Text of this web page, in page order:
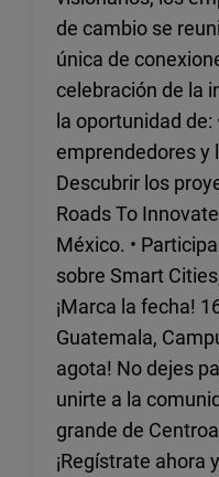
de sucesión,
la presión
internacional
y el papel de
Europa en un
momento
político
crítico.
región y sus alianzas de
data con Occidente.
democracia en el país.
resolución recientemente
aprobada, el Parlamento
condenó las
arbitrarias de candidatos
interferencia del régimen
Maduro en el proceso
de Ciudades Inteligentes
Fundación Friedrich
la movilidad debe estar
en la persona, es decir,
ciudadanos como
ello, desde nuestra
una ciudad inteligente es
con planes y estrategias
inteligentes de movilidad
minimizan el tiempo,
recurso más
preciado de las
costos de los recorridos
así como la energía y los
que se generan por
los medios de transporte.
alejado de su naturaleza
consideraba por
bien, sumisa. De a poco,
sociedades han ido
que la frase resume más
que no debemos hacer:
silencio.
de cambio se
única de
celebración de la
la oportunidad de:
emprendedores y
Descubrir los
Roads To
México. •
sobre Smart
¡Marca la fecha!
Guatemala,
agota! No dejes
unirte a la
grande de
¡Regístrate ahora